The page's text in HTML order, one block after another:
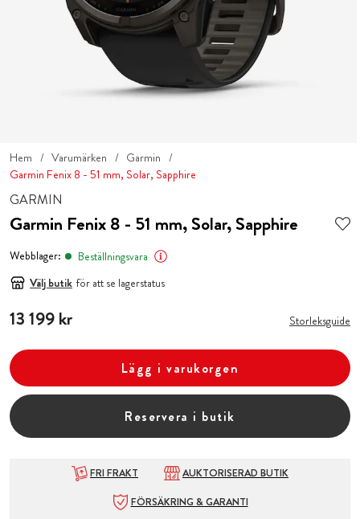
Hem Varumärken
Garmin
Garmin Fenix 8 - 51 mm, Solar, Sapphire
GARMIN
Garmin Fenix 8 - 51 mm, Solar, Sapphire
Webblager:
Beställningsvara
Välj butik för att se lagerstatus
Pris:13 199 kr
13 199 kr Storleksguide
Lägg i varukorgen
Reservera i butik
FRI FRAKT
AUKTORISERAD BUTIK
FÖRSÄKRING & GARANTI